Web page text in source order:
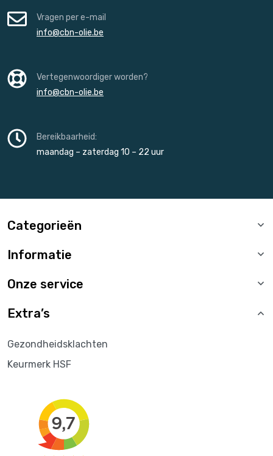
Vragen per e-mail
info@cbn-olie.be
Vertegenwoordiger worden?
info@cbn-olie.be
Bereikbaarheid:
maandag – zaterdag 10 – 22 uur
Categorieën
Informatie
Onze service
Extra’s
Gezondheidsklachten
Keurmerk HSF